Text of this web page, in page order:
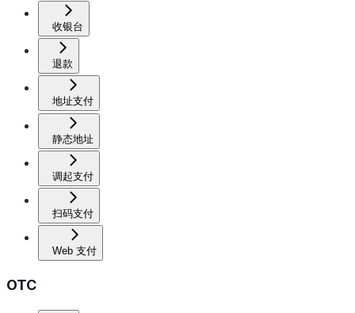
收银台
退款
地址支付
静态地址
调起支付
扫码支付
Web 支付
OTC